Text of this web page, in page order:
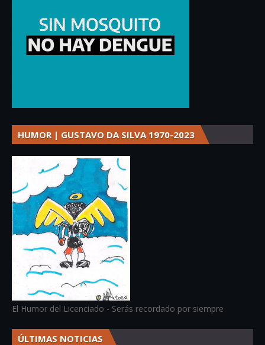
HUMOR | GUSTAVO DA SILVA 1970-2023
El Humor del Licenciado - Serás recordado por siempre
ÚLTIMAS NOTICIAS